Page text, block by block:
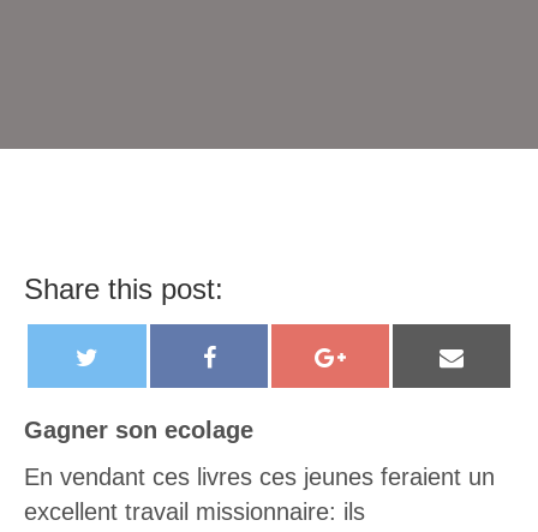
Share this post:
w
a
c
o
m
Gagner son ecolage
En vendant ces livres ces jeunes feraient un
excellent travail missionnaire: ils